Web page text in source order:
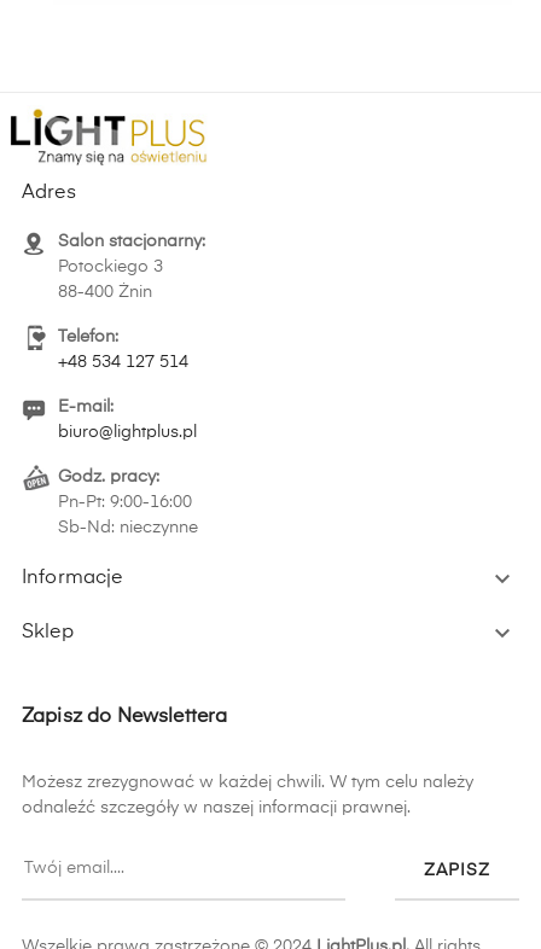
Adres
Salon stacjonarny:
Potockiego 3
88-400 Żnin
Telefon:
+48 534 127 514
E-mail:
biuro@lightplus.pl
Godz. pracy:
Pn-Pt: 9:00-16:00
Sb-Nd: nieczynne
Informacje 
Sklep 
Zapisz do Newslettera
Możesz zrezygnować w każdej chwili. W tym celu należy
odnaleźć szczegóły w naszej informacji prawnej.
ZAPISZ